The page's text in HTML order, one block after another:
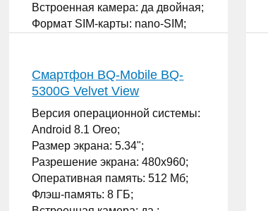
Встроенная камера: да двойная;
Формат SIM-карты: nano-SIM;
Смартфон BQ-Mobile BQ-
5300G Velvet View
Версия операционной системы:
Android 8.1 Oreo;
Размер экрана: 5.34";
Разрешение экрана: 480x960;
Оперативная память: 512 Мб;
Флэш-память: 8 ГБ;